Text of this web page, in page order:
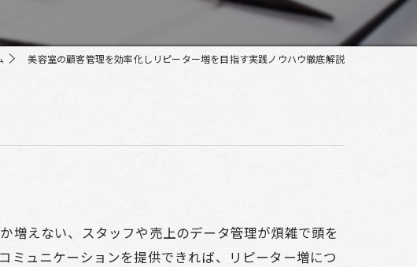
美容室の顧客管理を効率化しリピーター増を目指す実践ノウハウ徹底解説
増えない、スタッフや売上のデータ管理が煩雑で頭を
ミュニケーションを提供できれば、リピーター増につ